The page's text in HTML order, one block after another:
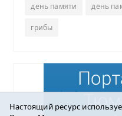
день памяти день
грибы
Настоящий ресурс